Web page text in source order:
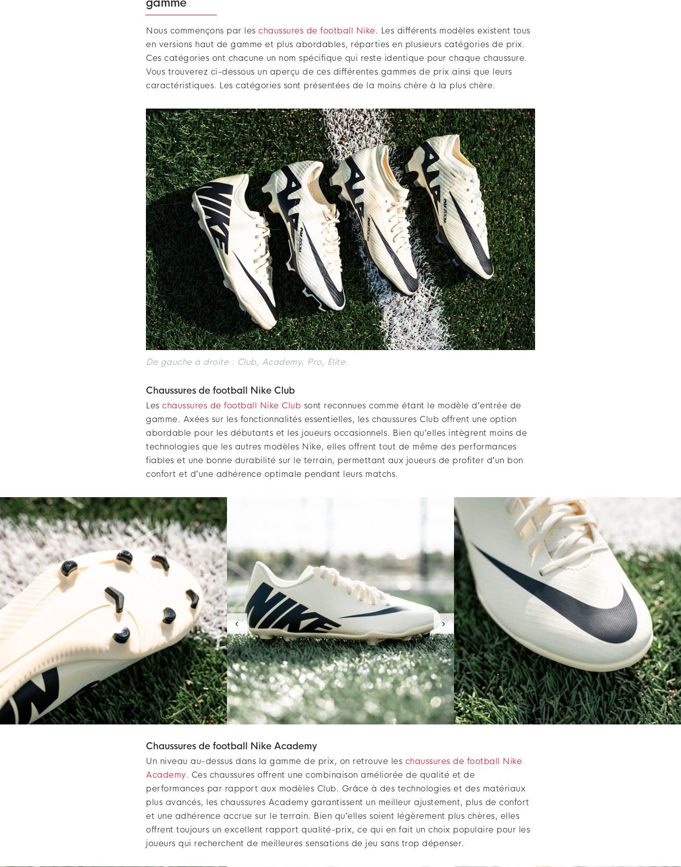
gamme
Nous commençons par les chaussures de football Nike. Les différents modèles existent tous
en versions haut de gamme et plus abordables, réparties en plusieurs catégories de prix.
Ces catégories ont chacune un nom spécifique qui reste identique pour chaque chaussure.
Vous trouverez ci-dessous un aperçu de ces différentes gammes de prix ainsi que leurs
caractéristiques. Les catégories sont présentées de la moins chère à la plus chère.
De gauche à droite : Club, Academy, Pro, Elite.
Chaussures de football Nike Club
Les chaussures de football Nike Club sont reconnues comme étant le modèle d’entrée de
gamme. Axées sur les fonctionnalités essentielles, les chaussures Club offrent une option
abordable pour les débutants et les joueurs occasionnels. Bien qu’elles intègrent moins de
technologies que les autres modèles Nike, elles offrent tout de même des performances
fiables et une bonne durabilité sur le terrain, permettant aux joueurs de profiter d’un bon
confort et d’une adhérence optimale pendant leurs matchs.
‹ ›
Chaussures de football Nike Academy
Un niveau au-dessus dans la gamme de prix, on retrouve les chaussures de football Nike
Academy. Ces chaussures offrent une combinaison améliorée de qualité et de
performances par rapport aux modèles Club. Grâce à des technologies et des matériaux
plus avancés, les chaussures Academy garantissent un meilleur ajustement, plus de confort
et une adhérence accrue sur le terrain. Bien qu’elles soient légèrement plus chères, elles
offrent toujours un excellent rapport qualité-prix, ce qui en fait un choix populaire pour les
joueurs qui recherchent de meilleures sensations de jeu sans trop dépenser.